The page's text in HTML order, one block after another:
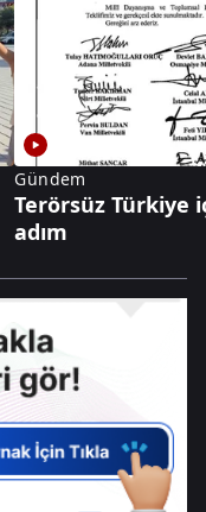
Gündem
Terörsüz Türkiye
adım